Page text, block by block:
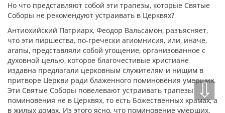
Но что представляют собой эти трапезы, которые Святые
Соборы не рекомендуют устраивать в Церквях?
Антиохийский Патриарх, Феодор Вальсамон, разъясняет,
что эти пиршества, по-гречески агиомнисия, или, иначе,
агапы, представляли собой угощение, организованное с
духовной целью, которое благочестивые христиане
издавна предлагали церковным служителям и нищим в
притворе Церкви ради блаженного поминовения умерших.
Эти Святые Соборы повелевают устраивать трапезы
поминовения не в Церквях, то есть Божественных храмах, а
в жилых домах. Из этого ясно, что поминовение умерших,
⇩